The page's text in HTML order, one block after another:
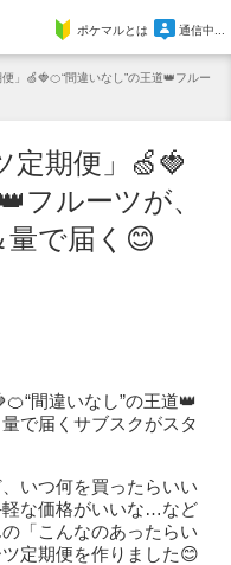
ポケマルとは 通信中...
」🍏🍓🍊“間違いなし”の王道👑フルー
定期便」🍏🍓
フルーツが、
で届く😊
間違いなし”の王道👑
で届くサブスクがスタ
いつ何を買ったらいい
な価格がいいな…など
「こんなのあったらい
定期便を作りました😊